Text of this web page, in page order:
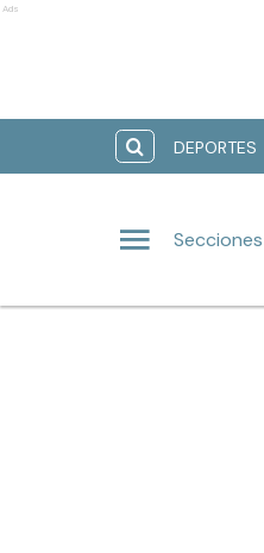
Ads
DEPORTES
Secciones